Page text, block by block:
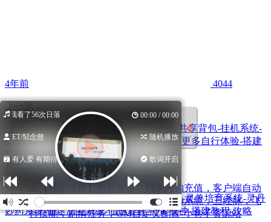
4年前 4044
上一篇
【一键端】长安幻夜-充值系统-抽奖系统-共享背包-挂机系统-
助战系统-装备库系统-千变万化-装备进阶-更多自行体验-搭建
教程-攻略
下一篇
【一键端】灵虚仙途重置版-仙途境界系统-灵兽培育系统-灵丹
妙药系统-仙途法宝系统-仙途贵族-肝帝成神-搭建教程-攻略
相关推荐
我看了56次日落 00:00 / 00:00
ET/邹念慈 随机播放
有人爱 有期待 歌词开启